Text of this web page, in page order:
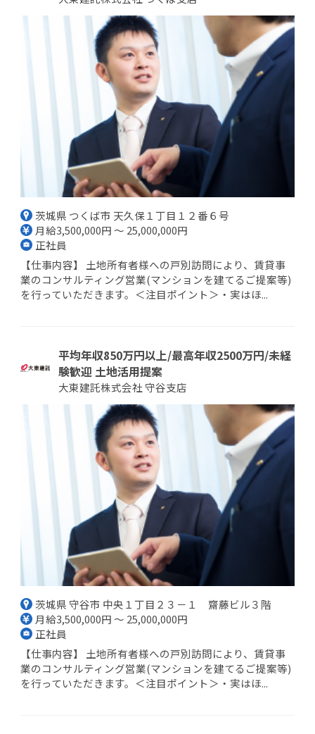
茨城県 つくば市 天久保１丁目１２番６号
月給3,500,000円 ～ 25,000,000円
正社員
【仕事内容】 土地所有者様への戸別訪問により、賃貸事
業のコンサルティング営業(マンションを建てるご提案等)
を行っていただきます。＜注目ポイント＞・実はほ...
平均年収850万円以上/最高年収2500万円/未経
験歓迎 土地活用提案
大東建託株式会社 守谷支店
茨城県 守谷市 中央１丁目２３－１ 齋藤ビル３階
月給3,500,000円 ～ 25,000,000円
正社員
【仕事内容】 土地所有者様への戸別訪問により、賃貸事
業のコンサルティング営業(マンションを建てるご提案等)
を行っていただきます。＜注目ポイント＞・実はほ...